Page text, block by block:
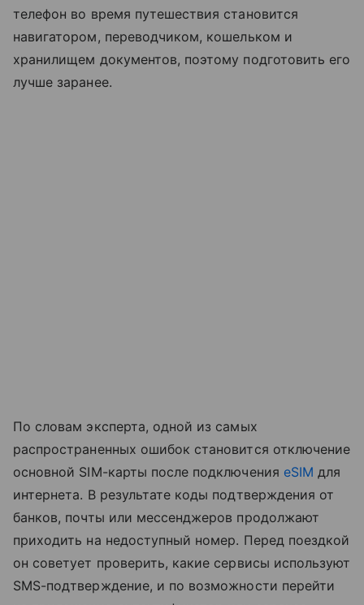
телефон во время путешествия становится
навигатором, переводчиком, кошельком и
хранилищем документов, поэтому подготовить его
лучше заранее.
По словам эксперта, одной из самых
распространенных ошибок становится отключение
основной SIM-карты после подключения eSIM для
интернета. В результате коды подтверждения от
банков, почты или мессенджеров продолжают
приходить на недоступный номер. Перед поездкой
он советует проверить, какие сервисы используют
SMS-подтверждение, и по возможности перейти